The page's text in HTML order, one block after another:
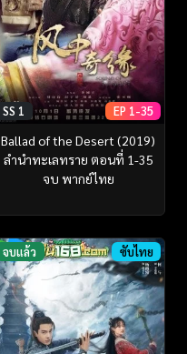
SS 1 EP 1-35
Ballad of the Desert (2019)
ลำนำทะเลทราย ตอนที่ 1-35
จบ พากย์ไทย
จบแล้ว ซับไทย